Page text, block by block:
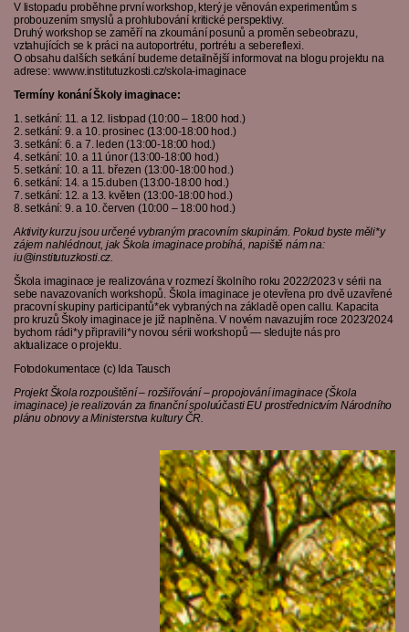
V listopadu proběhne první workshop, který je věnován experimentům s
probouzením smyslů a prohlubování kritické perspektivy.
Druhý workshop se zaměří na zkoumání posunů a proměn sebeobrazu,
vztahujících se k práci na autoportrétu, portrétu a sebereflexi.
O obsahu dalších setkání budeme detailnější informovat na blogu projektu na
adrese: wwww.institutuzkosti.cz/skola-imaginace
Termíny konání Školy imaginace:
1. setkání: 11. a 12. listopad (10:00 – 18:00 hod.)
2. setkání: 9. a 10. prosinec (13:00-18:00 hod.)
3. setkání: 6. a 7. leden (13:00-18:00 hod.)
4. setkání: 10. a 11 únor (13:00-18:00 hod.)
5. setkání: 10. a 11. březen (13:00-18:00 hod.)
6. setkání: 14. a 15.duben (13:00-18:00 hod.)
7. setkání: 12. a 13. květen (13:00-18:00 hod.)
8. setkání: 9. a 10. červen (10:00 – 18:00 hod.)
Aktivity kurzu jsou určené vybraným pracovním skupinám. Pokud byste měli*y
zájem nahlédnout, jak Škola imaginace probíhá, napiště nám na:
iu@institutuzkosti.cz.
Škola imaginace je realizována v rozmezí školního roku 2022/2023 v sérii na
sebe navazovaních workshopů. Škola imaginace je otevřena pro dvě uzavřené
pracovní skupiny participantů*ek vybraných na základě open callu. Kapacita
pro kruzů Školy imaginace je již naplněna. V novém navazujím roce 2023/2024
bychom rádi*y připravili*y novou sérii workshopů — sledujte nás pro
aktualizace o projektu.
Fotodokumentace (c) Ida Tausch
Projekt Škola rozpouštění – rozšiřování – propojování imaginace (Škola
imaginace) je realizován za finanční spoluúčasti EU prostřednictvím Národního
plánu obnovy a Ministerstva kultury ČR.